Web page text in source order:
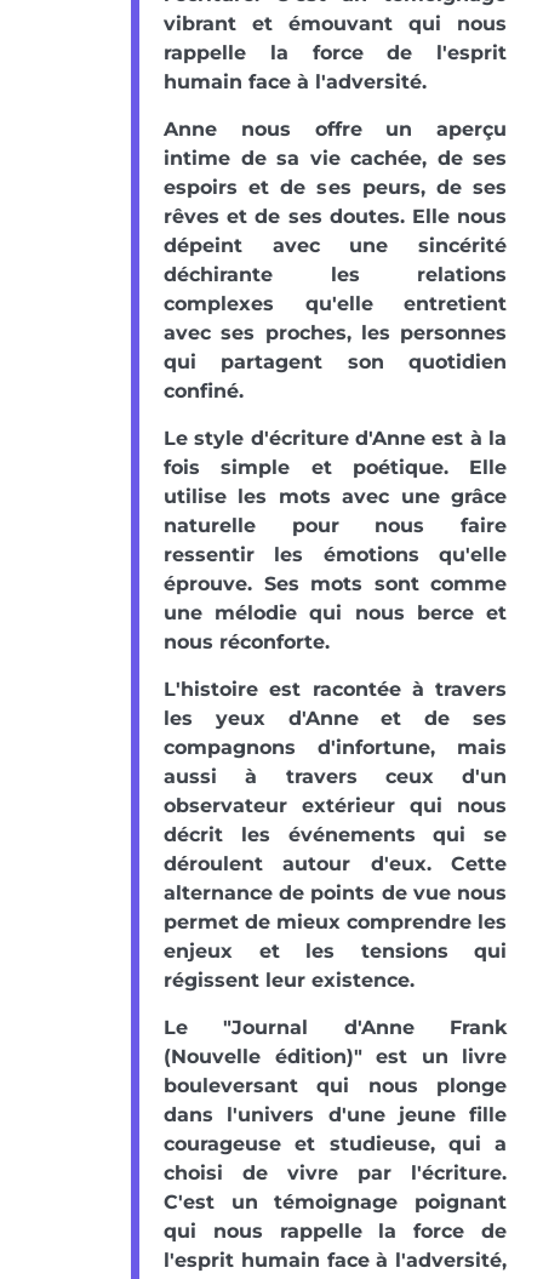
vibrant et émouvant qui nous
rappelle la force de l'esprit
humain face à l'adversité.
Anne nous offre un aperçu
intime de sa vie cachée, de ses
espoirs et de ses peurs, de ses
rêves et de ses doutes. Elle nous
dépeint avec une sincérité
déchirante les relations
complexes qu'elle entretient
avec ses proches, les personnes
qui partagent son quotidien
confiné.
Le style d'écriture d'Anne est à la
fois simple et poétique. Elle
utilise les mots avec une grâce
naturelle pour nous faire
ressentir les émotions qu'elle
éprouve. Ses mots sont comme
une mélodie qui nous berce et
nous réconforte.
L'histoire est racontée à travers
les yeux d'Anne et de ses
compagnons d'infortune, mais
aussi à travers ceux d'un
observateur extérieur qui nous
décrit les événements qui se
déroulent autour d'eux. Cette
alternance de points de vue nous
permet de mieux comprendre les
enjeux et les tensions qui
régissent leur existence.
Le "Journal d'Anne Frank
(Nouvelle édition)" est un livre
bouleversant qui nous plonge
dans l'univers d'une jeune fille
courageuse et studieuse, qui a
choisi de vivre par l'écriture.
C'est un témoignage poignant
qui nous rappelle la force de
l'esprit humain face à l'adversité,